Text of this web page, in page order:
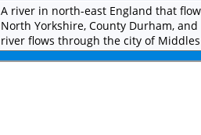
A river in north-east England that
North Yorkshire, County Durham, and
river flows through the city of